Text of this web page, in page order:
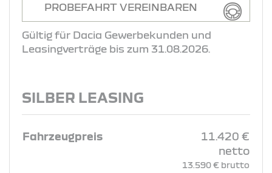
PROBEFAHRT VEREINBAREN
Gültig für Dacia Gewerbekunden und
Leasingverträge bis zum 31.08.2026.
SILBER LEASING
Fahrzeugpreis
11.420 €
netto
13.590 € brutto